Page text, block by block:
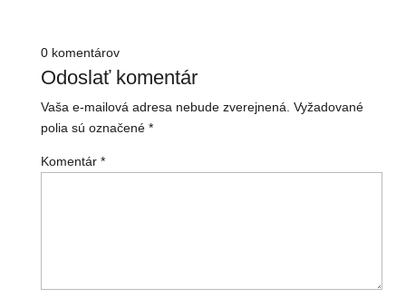
0 komentárov
Odoslať komentár
Vaša e-mailová adresa nebude zverejnená. Vyžadované
polia sú označené *
Komentár *